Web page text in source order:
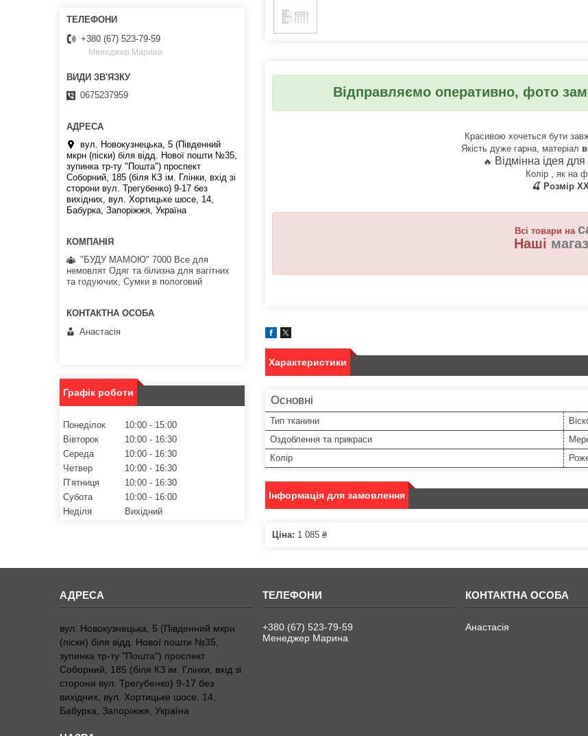
Відправляємо оперативно, фото
Красивою хочеться бути
Якість дуже гарна, матеріал
🔥​​ Відмінна ідея
Колір , як на
🍒 Розмір
Всі товари на
Наші
Характеристики
Основні
Тип тканини
Оздоблення та прикраси
Колір
Інформація для замовлення
Ціна: 1 085 ₴
+380 (67) 523-79-59
Менеджер Марина
0675237959
вул. Новокузнецька, 5 (Південний
мкрн (піски) біля відд. Нової пошти №35,
зупинка тр-ту "Пошта") проспект
Соборний, 185 (біля КЗ ім. Глінки, вхід зі
сторони вул. Трегубенко) 9-17 без
вихідних, вул. Хортицьке шосе, 14,
Бабурка, Запоріжжя, Україна
"БУДУ МАМОЮ" 7000 Все для
немовлят Одяг та білизна для вагітних
та годуючих, Сумки в пологовий
Анастасія
Графік роботи
Понеділок 10:00
15:00
Вівторок
10:00
16:30
Середа
10:00
16:30
Четвер
10:00
16:30
Пʼятниця
10:00
16:30
Субота
10:00
16:00
Неділя
Вихідний
вул. Новокузнецька, 5 (Південний мкрн
(піски) біля відд. Нової пошти №35,
зупинка тр-ту "Пошта") проспект
Соборний, 185 (біля КЗ ім. Глінки, вхід зі
сторони вул. Трегубенко) 9-17 без
вихідних, вул. Хортицьке шосе, 14,
Бабурка, Запоріжжя, Україна
+380 (67) 523-79-59
Менеджер Марина
Анастасія